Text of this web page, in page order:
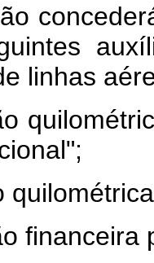
linhas